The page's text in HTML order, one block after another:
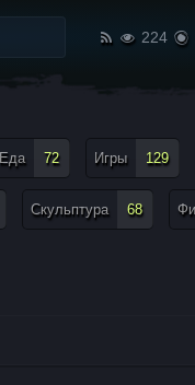
224
Еда 72 Игры 129
Скульптура 68